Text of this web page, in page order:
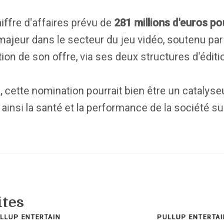
d'affaires prévu de 281 millions d'euros
dans le secteur du jeu vidéo, soutenu
de son offre, via ses deux structures
cette nomination pourrait bien être un
la santé et la performance de la société
ENTERTAIN PULLUP